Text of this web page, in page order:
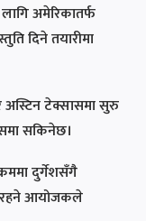
अमेरिकातर्फ
दिने तयारीमा
अस्टिन टेक्सासमा सुरु
सकिनेछ।
दुर्गेशसँगै
रहने आयोजकले